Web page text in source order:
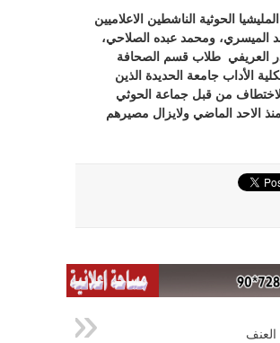
الحوثية الناشطين الاعلاميين
الميسري، ومحمد عبده الصلاحي،
العريفي طلاب قسم الصحافة
الأداب جامعة الحديدة الذين
من قبل جماعة الحوثي
الاحد الماضي ولايزال مصيرهم